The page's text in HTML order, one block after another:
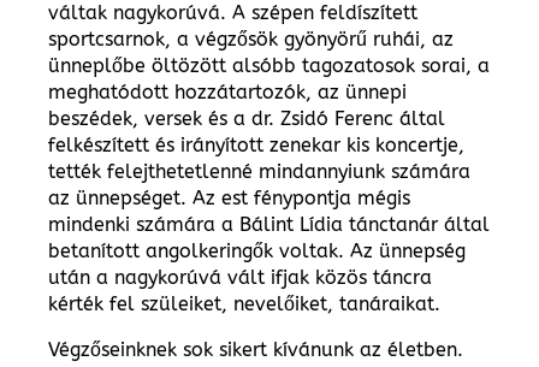
váltak nagykorúvá. A szépen feldíszített
sportcsarnok, a végzősök gyönyörű ruhái, az
ünneplőbe öltözött alsóbb tagozatosok sorai, a
meghatódott hozzátartozók, az ünnepi
beszédek, versek és a dr. Zsidó Ferenc által
felkészített és irányított zenekar kis koncertje,
tették felejthetetlenné mindannyiunk számára
az ünnepséget. Az est fénypontja mégis
mindenki számára a Bálint Lídia tánctanár által
betanított angolkeringők voltak. Az ünnepség
után a nagykorúvá vált ifjak közös táncra
kérték fel szüleiket, nevelőiket, tanáraikat.
Végzőseinknek sok sikert kívánunk az életben.